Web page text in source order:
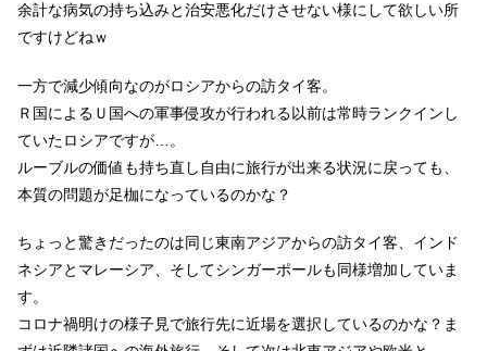
余計な病気の持ち込みと治安悪化だけさせない様にして欲しい所
ですけどねｗ
一方で減少傾向なのがロシアからの訪タイ客。
Ｒ国によるＵ国への軍事侵攻が行われる以前は常時ランクインし
ていたロシアですが…。
ルーブルの価値も持ち直し自由に旅行が出来る状況に戻っても、
本質の問題が足枷になっているのかな？
ちょっと驚きだったのは同じ東南アジアからの訪タイ客、インド
ネシアとマレーシア、そしてシンガーポールも同様増加していま
す。
コロナ禍明けの様子見で旅行先に近場を選択しているのかな？ま